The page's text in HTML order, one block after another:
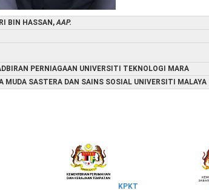
BIN HASSAN,AAP.
PERNIAGAAN UNIVERSITI TEKNOLOGI MARA
MUDA SASTERA DAN SAINS SOSIAL UNIVERSITI MALAYA
KPKT